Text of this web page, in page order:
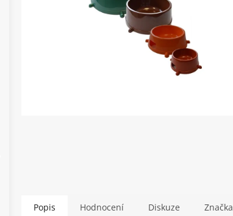
Popis Hodnocení Diskuze Značka